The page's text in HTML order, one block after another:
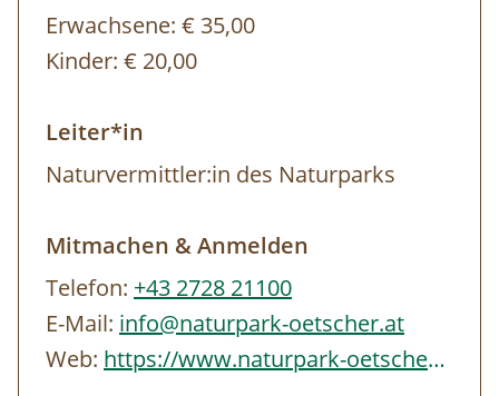
Erwachsene: € 35,00
Kinder: € 20,00
Leiter*in
Naturvermittler:in des Naturparks
Mitmachen & Anmelden
Telefon: +43 2728 21100
E-Mail: info@naturpark-oetscher.at
Web:
https://www.naturpark-oetscher.at/veranstaltungen/geraeusche-der-dunkelheit-nac…